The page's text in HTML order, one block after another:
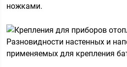
ножками.
Разновидности настенных и
применяемых для крепления